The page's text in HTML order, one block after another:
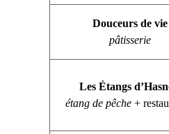
Douceurs de vie
pâtisserie
Les Étangs
étang de pêche +